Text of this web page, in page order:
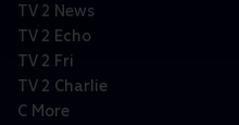
TV 2 News
TV 2 Echo
TV 2 Fri
TV 2 Charlie
C More